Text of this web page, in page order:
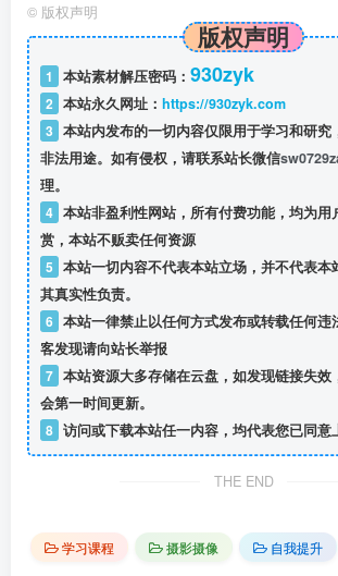
© 版权声明
版权声明
1 本站素材解压密码： 930zyk
2 本站永久网址： https://930zyk.com
3 本站内发布的一切内容仅限用于学习和研究
非法用途。如有侵权，请联系站长微信
理。
4 本站非盈利性网站，所有付费功能，均为用
赏，本站不贩卖任何资源
5 本站一切内容不代表本站立场，并不代表本
其真实性负责。
6 本站一律禁止以任何方式发布或转载任何违
客发现请向站长举报
7 本站资源大多存储在云盘，如发现链接失效
会第一时间更新。
8 访问或下载本站任一内容，均代表您已同意
THE END
学习课程 摄影摄像 自我提升